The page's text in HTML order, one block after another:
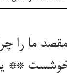
مقصد ما را
**